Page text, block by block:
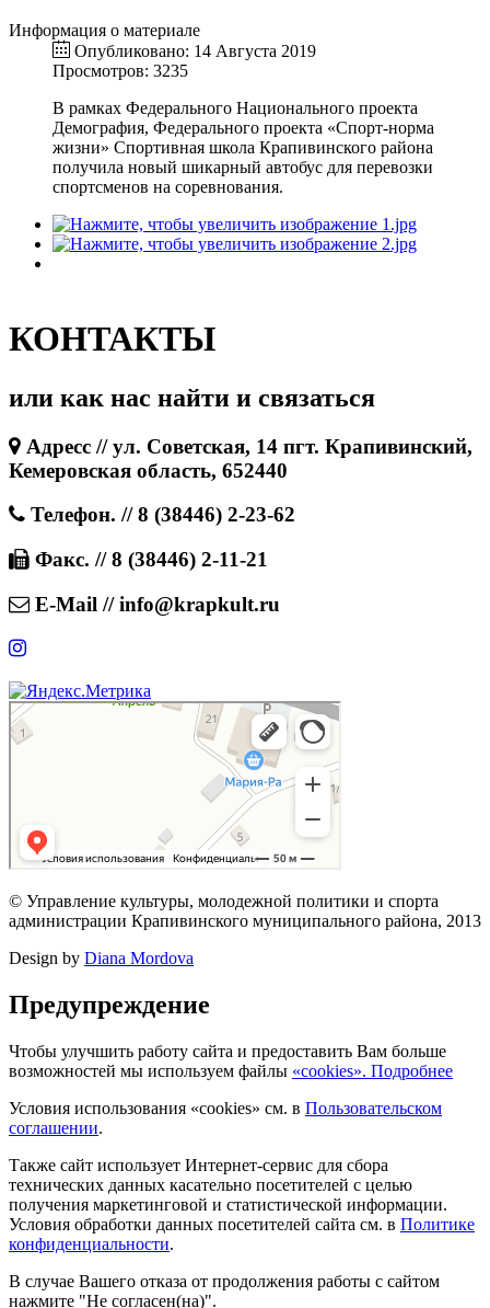
Информация о материале
Опубликовано: 14 Августа 2019
Просмотров: 3235
В рамках Федерального Национального проекта
Демография, Федерального проекта «Спорт-норма
жизни» Спортивная школа Крапивинского района
получила новый шикарный автобус для перевозки
спортсменов на соревнования.
КОНТАКТЫ
или как нас найти и связаться
Адресс // ул. Советская, 14 пгт. Крапивинский,
Кемеровская область, 652440
Телефон. // 8 (38446) 2-23-62
Факс. // 8 (38446) 2-11-21
E-Mail // info@krapkult.ru
© Управление культуры, молодежной политики и спорта
администрации Крапивинского муниципального района, 2013
Design by Diana Mordova
Предупреждение
Чтобы улучшить работу сайта и предоставить Вам больше
возможностей мы используем файлы «cookies». Подробнее
Условия использования «cookies» см. в Пользовательском
соглашении.
Также сайт использует Интернет-сервис для сбора
технических данных касательно посетителей с целью
получения маркетинговой и статистической информации.
Условия обработки данных посетителей сайта см. в Политике
конфиденциальности.
В случае Вашего отказа от продолжения работы с сайтом
нажмите "Не согласен(на)".